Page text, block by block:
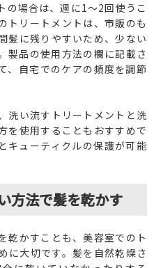
の場合は、週に1〜2回使うこ
トリートメントは、市販のも
髪に残りやすいため、少ない
製品の使用方法の欄に記載さ
、自宅でのケアの頻度を調節
洗い流すトリートメントと洗
を使用することもおすすめで
キューティクルの保護が可能
方法で髪を乾かす
乾かすことも、美容室でのト
に大切です。髪を自然乾燥さ